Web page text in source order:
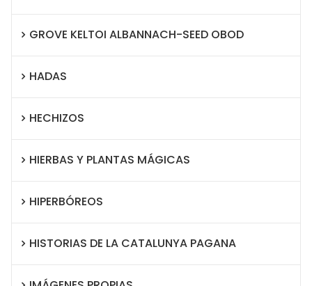
GROVE KELTOI ALBANNACH-SEED OBOD
HADAS
HECHIZOS
HIERBAS Y PLANTAS MÁGICAS
HIPERBÓREOS
HISTORIAS DE LA CATALUNYA PAGANA